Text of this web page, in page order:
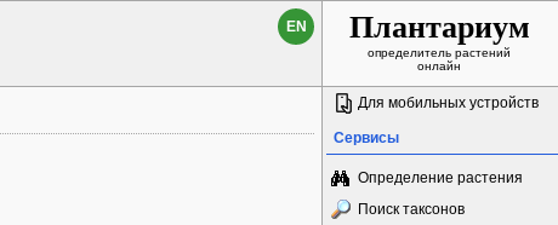
EN Плантариум
определитель растений
онлайн
Для мобильных устройств
Сервисы
Определение растения
Поиск таксонов